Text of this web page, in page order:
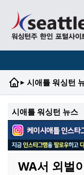
▸ 시애틀 워싱턴
시애틀 워싱턴 뉴스
WA서 외벌